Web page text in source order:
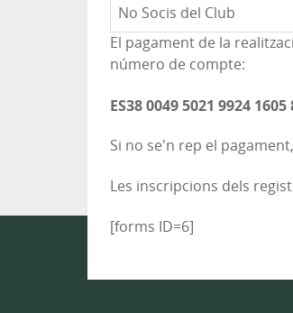
No Socis del Club
El pagament de la
número de compte:
ES38 0049 5021 9924 1605
Si no se'n rep el
Les inscripcions dels
[forms ID=6]